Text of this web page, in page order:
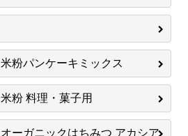
粉パンケーキミックス
粉 料理・菓子用
オーガニックはちみつ アカシア